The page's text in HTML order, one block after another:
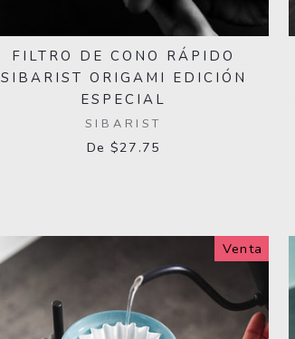
FILTRO DE CONO RÁPIDO
SIBARIST ORIGAMI EDICIÓN
ESPECIAL
SIBARIST
De $27.75
Venta